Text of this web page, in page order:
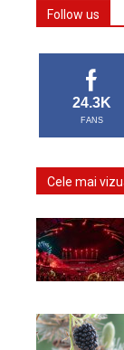
Follow us
24.3K
FANS
Cele mai